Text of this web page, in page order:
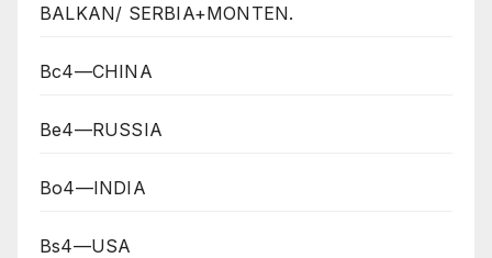
BALKAN/ SERBIA+MONTEN.
Bc4—CHINA
Be4—RUSSIA
Bo4—INDIA
Bs4—USA